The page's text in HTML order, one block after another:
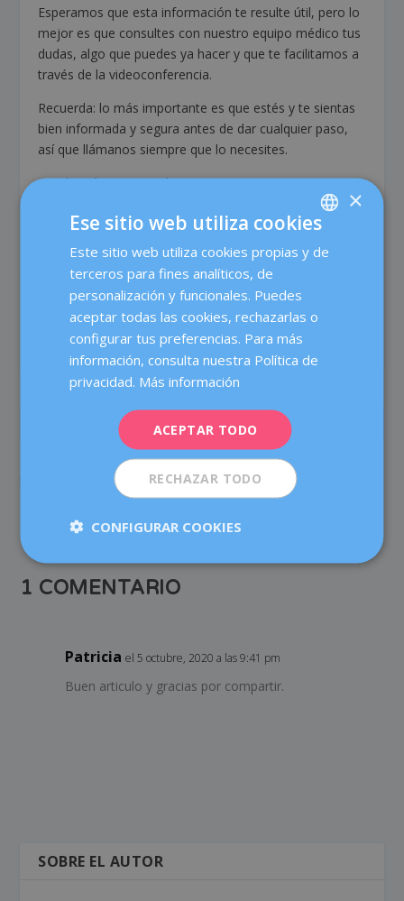
Esperamos que esta información te resulte útil, pero lo
mejor es que consultes con nuestro equipo médico tus
dudas, algo que puedes ya hacer y que te facilitamos a
través de la videoconferencia.
Recuerda: lo más importante es que estés y te sientas
bien informada y segura antes de dar cualquier paso,
así que llámanos siempre que lo necesites.
¡Muchos ánimos a todas!
COMPARTIR: VALORACIÓN:
Ensalada de espinacas y
Dexeus Mujer, siempre a tu
1 COMENTARIO
Patricia el 5 octubre, 2020 a las 9:41 pm
Buen articulo y gracias por compartir.
SOBRE EL AUTOR
SPANISH
×
Ese sitio web utiliza cookies
Este sitio web utiliza cookies propias y de
terceros para fines analíticos, de
personalización y funcionales. Puedes
aceptar todas las cookies, rechazarlas o
configurar tus preferencias. Para más
información, consulta nuestra Política de
privacidad. Más información
ACEPTAR TODO
RECHAZAR TODO
CONFIGURAR COOKIES